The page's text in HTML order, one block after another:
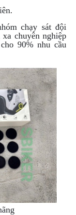
chạy sát đội
chuyên nghiệp
90% nhu cầu